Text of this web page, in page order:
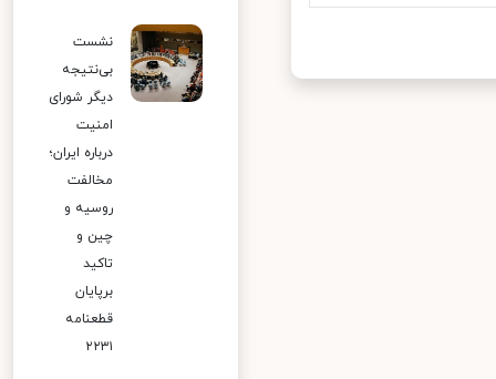
نشست
بی‌نتیجه
دیگر شورای
امنیت
درباره ایران؛
مخالفت
روسیه و
چین و
تاکید
برپایان
قطعنامه
۲۲۳۱